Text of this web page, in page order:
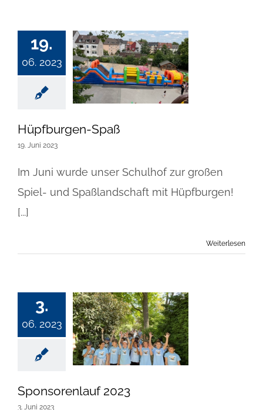
19.
06. 2023
Hüpfburgen-
Spaß
Hüpfburgen-Spaß
19. Juni 2023
Im Juni wurde unser Schulhof zur großen
Spiel- und Spaßlandschaft mit Hüpfburgen!
[...]
Weiterlesen
3.
06. 2023
Sponsorenlauf
2023
Sponsorenlauf 2023
3. Juni 2023